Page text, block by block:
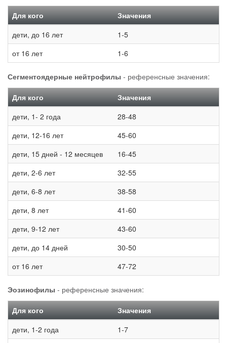
Для кого
Значения
дети, до 16 лет
1-5
от 16 лет
1-6
Сегментоядерные нейтрофилы - референсные значения:
Для кого
Значения
дети, 1- 2 года
28-48
дети, 12-16 лет
45-60
дети, 15 дней - 12 месяцев
16-45
дети, 2-6 лет
32-55
дети, 6-8 лет
38-58
дети, 8 лет
41-60
дети, 9-12 лет
43-60
дети, до 14 дней
30-50
от 16 лет
47-72
Эозинофилы - референсные значения:
Для кого
Значения
дети, 1-2 года
1-7